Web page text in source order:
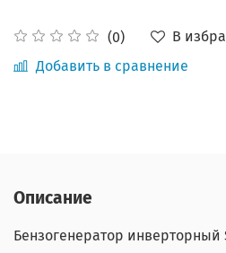
(0)
В
Добавить в сравнение
Описание
Бензогенератор инверторный